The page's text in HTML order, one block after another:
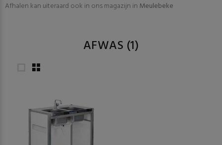
Afhalen kan uiteraard ook in ons magazijn in Meulebeke
AFWAS (1)